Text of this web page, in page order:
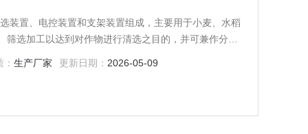
装置、电控装置和支架装置组成，主要用于小麦、水稻
选加工以达到对作物进行清选之目的，并可兼作分级
：生产厂家 更新日期： 2026-05-09